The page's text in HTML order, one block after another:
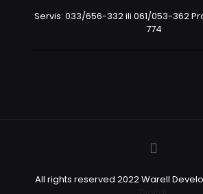
Servis: 033/656-332 ili 061/053-362
774
All rights reserved 2022 Warell